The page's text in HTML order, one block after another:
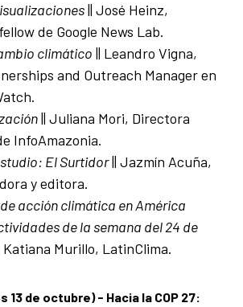
|| José Heinz,
de Google News Lab.
climático || Leandro Vigna,
and Outreach Manager en
|| Juliana Mori, Directora
InfoAmazonia.
El Surtidor|| Jazmín Acuña,
y editora.
acción climática en América
de la semana del 24 de
Murillo, LatinClima.
13 de octubre) - Hacia la COP 27: